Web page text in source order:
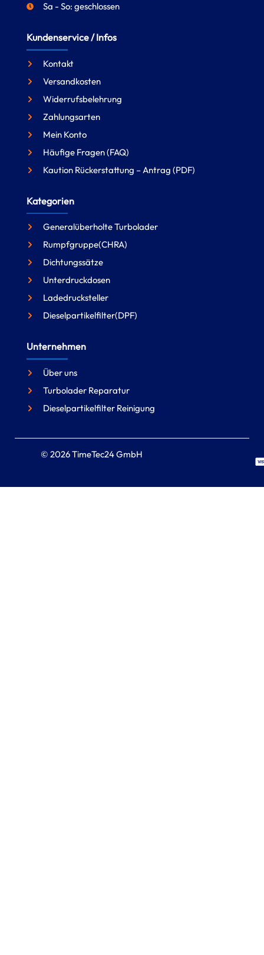
Sa - So: geschlossen
Kundenservice / Infos
Kontakt
Versandkosten
Widerrufsbelehrung
Zahlungsarten
Mein Konto
Häufige Fragen (FAQ)
Kaution Rückerstattung – Antrag (PDF)
Kategorien
Generalüberholte Turbolader
Rumpfgruppe(CHRA)
Dichtungssätze
Unterdruckdosen
Ladedrucksteller
Dieselpartikelfilter(DPF)
Unternehmen
Über uns
Turbolader Reparatur
Dieselpartikelfilter Reinigung
© 2026 TimeTec24 GmbH